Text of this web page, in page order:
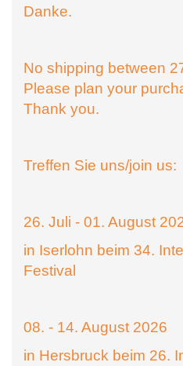
Danke.
No shipping between
Please plan your
Thank you.
Treffen Sie uns/join us:
26. Juli - 01. August
in Iserlohn beim 34.
Festival
08. - 14. August 2026
in Hersbruck beim 26.